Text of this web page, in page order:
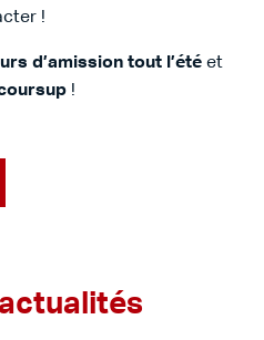
!
d’amission tout l’été et
!